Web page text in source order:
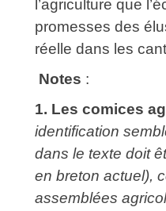
l’agriculture que
promesses des
réelle dans les
Notes :
1. Les comices
identification
dans le texte doit
en breton actuel),
assemblées